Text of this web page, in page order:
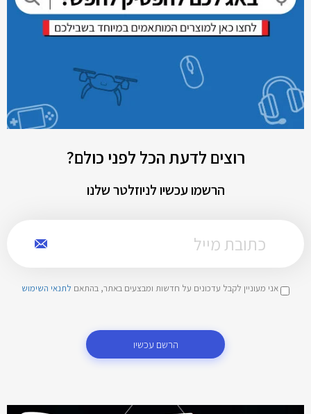
רוצים לדעת הכל לפני כולם?
הרשמו עכשיו לניוזלטר שלנו
אני מעוניין לקבל עדכונים על חדשות ומבצעים באתר, בהתאם לתנאי השימוש
הרשם עכשיו